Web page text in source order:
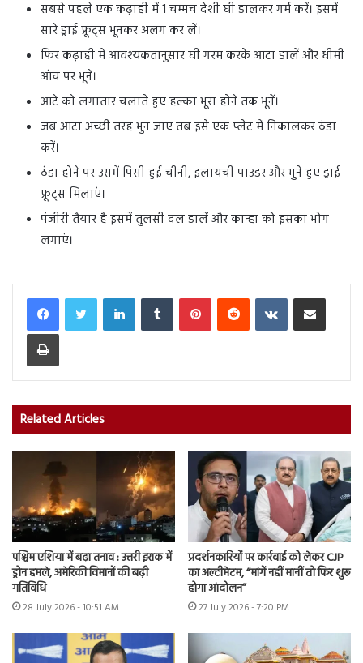
सबसे पहले एक कढ़ाही में 1 चम्मच देशी घी डालकर गर्म करें। इसमें
सारे ड्राई फ्रूट्स भूनकर अलग कर लें।
फिर कढ़ाही में आवश्यकतानुसार घी गरम करके आटा डालें और धीमी
आंच पर भूनें।
आटे को लगातार चलाते हुए हल्का भूरा होने तक भूनें।
जब आटा अच्छी तरह भुन जाए तब इसे एक प्लेट में निकालकर ठंडा
करें।
ठंडा होने पर उसमें पिसी हुई चीनी, इलायची पाउडर और भुने हुए ड्राई
फ्रूट्स मिलाएं।
पंजीरी तैयार है इसमें तुलसी दल डालें और कान्हा को इसका भोग
लगाएं।
LinkedInTumblr PinterestReddit VKontakteShare via Email
Print
Related Articles
पश्चिम एशिया में बढ़ा तनाव : उत्तरी इराक में
ड्रोन हमले, अमेरिकी विमानों की बढ़ी
गतिविधि
28 July 2026 - 10:51 AM
प्रदर्शनकारियों पर कार्रवाई को लेकर CJP
का अल्टीमेटम, “मांगें नहीं मानीं तो फिर शुरू
होगा आंदोलन”
27 July 2026 - 7:20 PM